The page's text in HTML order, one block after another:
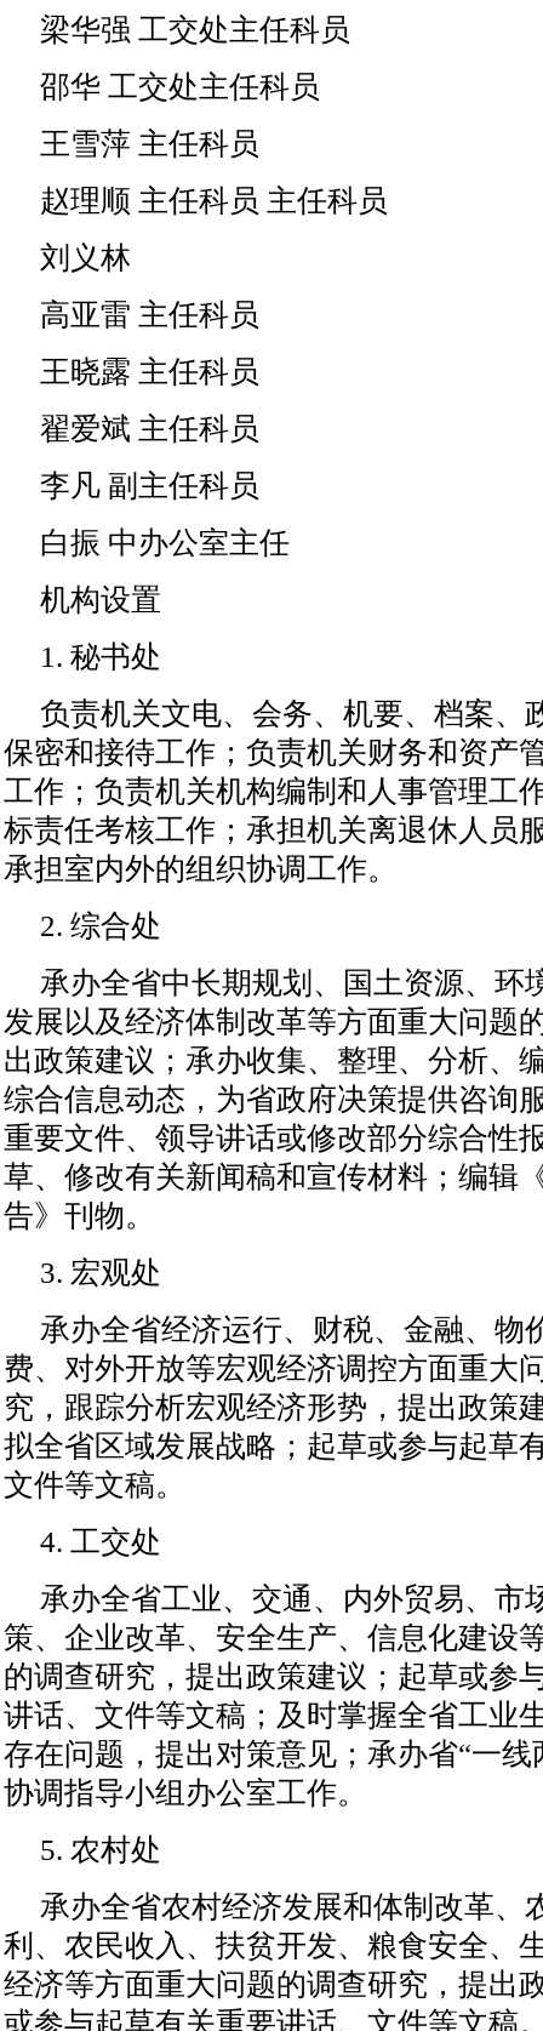
梁华强 工交处主任科员
邵华 工交处主任科员
王雪萍 主任科员
赵理顺 主任科员 主任科员
刘义林
高亚雷 主任科员
王晓露 主任科员
翟爱斌 主任科员
李凡 副主任科员
白振 中办公室主任
机构设置
1. 秘书处
负责机关文电、会务、机要、档案、
保密和接待工作；负责机关财务和资产
工作；负责机关机构编制和人事管理工
标责任考核工作；承担机关离退休人员
承担室内外的组织协调工作。
2. 综合处
承办全省中长期规划、国土资源、环
发展以及经济体制改革等方面重大问题
出政策建议；承办收集、整理、分析、
综合信息动态，为省政府决策提供咨询
重要文件、领导讲话或修改部分综合性
草、修改有关新闻稿和宣传材料；编辑
告》刊物。
3. 宏观处
承办全省经济运行、财税、金融、物
费、对外开放等宏观经济调控方面重大
究，跟踪分析宏观经济形势，提出政策
拟全省区域发展战略；起草或参与起草
文件等文稿。
4. 工交处
承办全省工业、交通、内外贸易、市
策、企业改革、安全生产、信息化建设
的调查研究，提出政策建议；起草或参
讲话、文件等文稿；及时掌握全省工业
存在问题，提出对策意见；承办省“一线
协调指导小组办公室工作。
5. 农村处
承办全省农村经济发展和体制改革、
利、农民收入、扶贫开发、粮食安全、
经济等方面重大问题的调查研究，提出
或参与起草有关重要讲话、文件等文稿